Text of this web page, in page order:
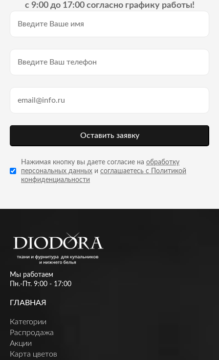
с 9:00 до 17:00 согласно графику работы!
Оставить заявку
Нажимая кнопку вы даете согласие на обработку
персональных данных и соглашаетесь с Политикой
конфиденциальности
Мы работаем
Пн.-Пт. 9:00 - 17:00
ГЛАВНАЯ
Категории
Распродажа
Акции
Карта цветов